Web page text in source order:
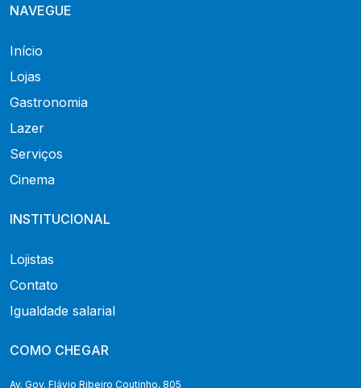
NAVEGUE
Início
Lojas
Gastronomia
Lazer
Serviços
Cinema
INSTITUCIONAL
Lojistas
Contato
Igualdade salarial
COMO CHEGAR
Av. Gov. Flávio Ribeiro Coutinho, 805